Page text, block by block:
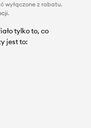
wyłączone z rabatu.
.
tylko to, co
jest to: